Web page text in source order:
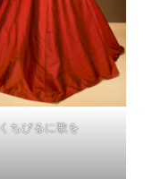
くちびるに歌を